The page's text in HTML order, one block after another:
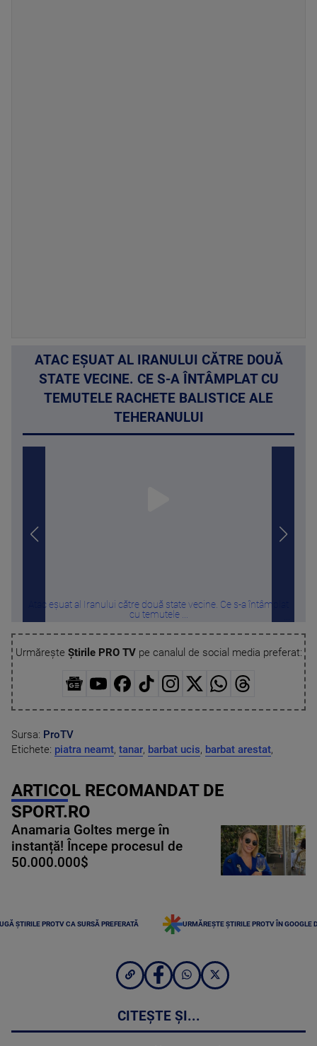
ATAC EȘUAT AL IRANULUI CĂTRE DOUĂ
STATE VECINE. CE S-A ÎNTÂMPLAT CU
TEMUTELE RACHETE BALISTICE ALE
TEHERANULUI
Atac eșuat al Iranului către două state vecine. Ce s-a întâmplat
cu temutele ...
Urmărește Știrile PRO TVpe canalul de social media preferat:
Sursa: ProTV
Etichete: piatra neamt, tanar, barbat ucis, barbat arestat,
ARTICOL RECOMANDAT DE
SPORT.RO
Anamaria Goltes merge în
instanță! Începe procesul de
50.000.000$
ȘTIRILE PROTV CA SURSĂ PREFERATĂ URMĂREȘTE ȘTIRILE PROTV ÎN GOOGLE
CITEȘTE ȘI...